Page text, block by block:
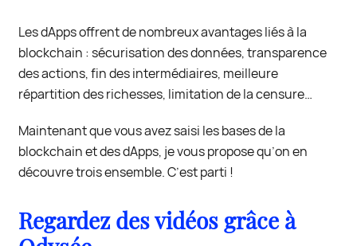
Les dApps offrent de nombreux avantages liés à la
blockchain : sécurisation des données, transparence
des actions, fin des intermédiaires, meilleure
répartition des richesses, limitation de la censure…
Maintenant que vous avez saisi les bases de la
blockchain et des dApps, je vous propose qu’on en
découvre trois ensemble. C’est parti !
Regardez des vidéos grâce à